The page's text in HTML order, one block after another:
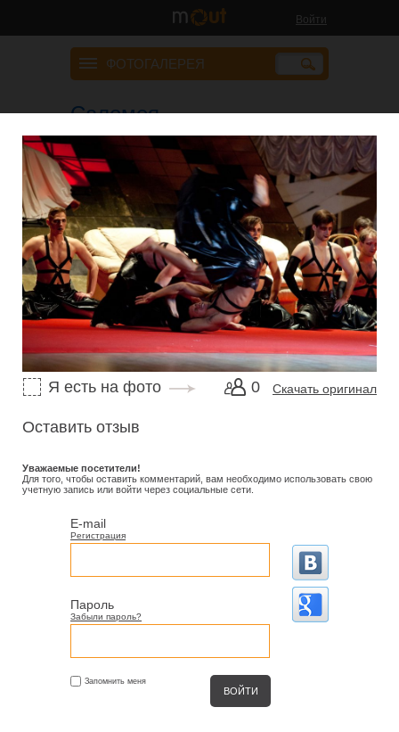
Войти
ФОТОГАЛЕРЕЯ
Саломея
01 марта 2013
Автор: Антон КлимовскийФотостудия Moloko
Скачать оригинал
0
Я есть на фото
Оставить отзыв
Уважаемые посетители!
Для того, чтобы оставить комментарий, вам необходимо использовать свою
учетную запись или войти через социальные сети.
E-mail
Регистрация
Пароль
Забыли пароль?
Запомнить меня